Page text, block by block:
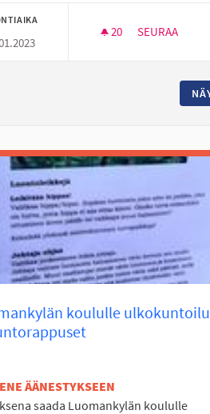
20 20 SEURAAJAA
SEURAA
koululle
ÄÄNESTYKSEEN
saada Luomankylän koululle